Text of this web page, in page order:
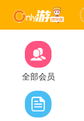
全部会员